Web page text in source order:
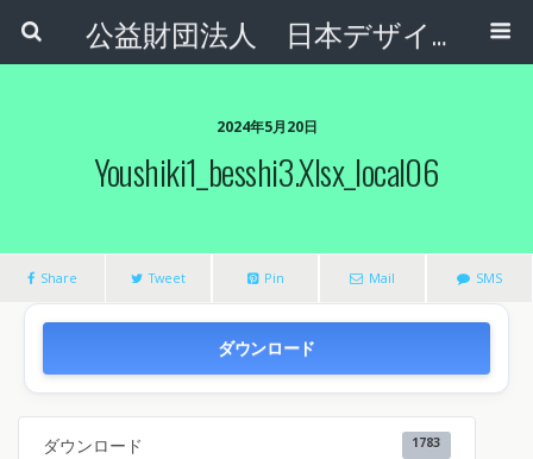
公益財団法人 日本デザインナンバー財団
2024年5月20日
Youshiki1_besshi3.xlsx_local06
Share Tweet Pin Mail SMS
ダウンロード
ダウンロード 1783